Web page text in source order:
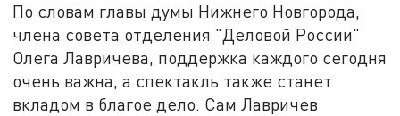
По словам главы думы Нижнего Новгорода,
члена совета отделения "Деловой России"
Олега Лавричева, поддержка каждого сегодня
очень важна, а спектакль также станет
вкладом в благое дело. Сам Лавричев